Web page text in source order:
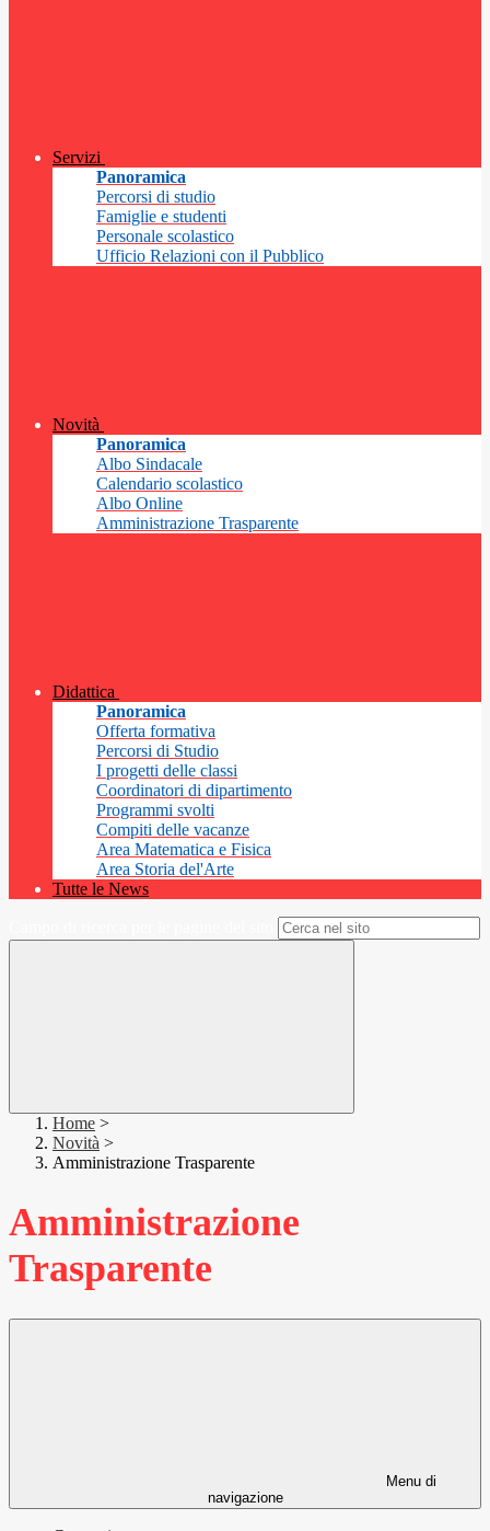
Servizi
Panoramica
Percorsi di studio
Famiglie e studenti
Personale scolastico
Ufficio Relazioni con il Pubblico
Novità
Panoramica
Albo Sindacale
Calendario scolastico
Albo Online
Amministrazione Trasparente
Didattica
Panoramica
Offerta formativa
Percorsi di Studio
I progetti delle classi
Coordinatori di dipartimento
Programmi svolti
Compiti delle vacanze
Area Matematica e Fisica
Area Storia del'Arte
Tutte le News
Home >
Novità >
Amministrazione Trasparente
Amministrazione
Trasparente
Menu di
navigazione